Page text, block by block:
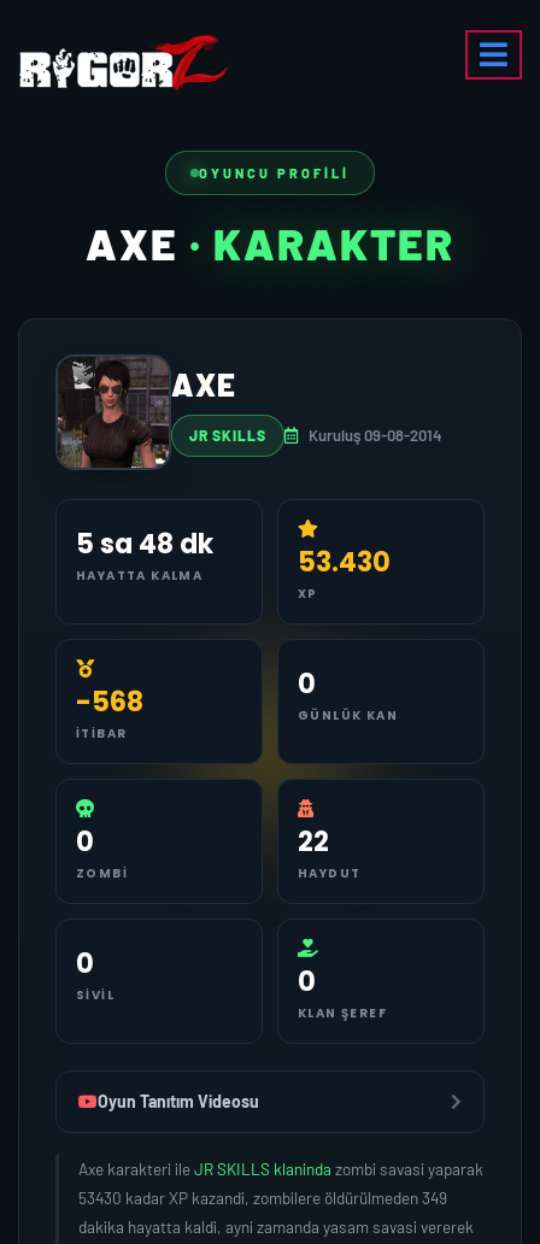
OYUNCU PROFILI
AXE · KARAKTER
AXE
JR SKILLS Kuruluş 09-08-2014
5 sa 48 dk
HAYATTA KALMA 53.430
XP
-568
İTIBAR
0
GÜNLÜK KAN
0
ZOMBI
22
HAYDUT
0
SIVIL 0
KLAN ŞEREF
Oyun Tanıtım Videosu
Axe karakteri ileJR SKILLS klaninda zombi savasi yaparak
53430 kadar XP kazandi, zombilere öldürülmeden 349
dakika hayatta kaldi, ayni zamanda yasam savasi vererek